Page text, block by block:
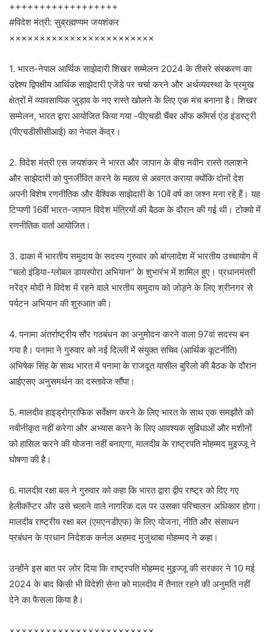
++++++++++++++++++
#विदेश मंत्री: सुब्रह्मण्यम जयशंकर
××××××××××××××××××××××××
1. भारत-नेपाल आर्थिक साझेदारी शिखर सम्मेलन 2024 के तीसरे संस्करण का
उद्देश्य द्विपक्षीय आर्थिक साझेदारी एजेंडे पर चर्चा करने और अर्थव्यवस्था के प्रमुख
क्षेत्रों में व्यावसायिक जुड़ाव के नए रास्ते खोलने के लिए एक मंच बनाना है। शिखर
सम्मेलन, भारत द्वारा आयोजित किया गया -पीएचडी चैंबर ऑफ कॉमर्स एंड इंडस्ट्री
(पीएचडीसीसीआई) का नेपाल केंद्र।
2. विदेश मंत्री एस जयशंकर ने भारत और जापान के बीच नवीन रास्ते तलाशने
और साझेदारी को पुनर्जीवित करने के महत्व से अवगत कराया क्योंकि दोनों देश
अपनी विशेष रणनीतिक और वैश्विक साझेदारी के 10वें वर्ष का जश्न मना रहे हैं। यह
टिप्पणी 16वीं भारत-जापान विदेश मंत्रियों की बैठक के दौरान की गई थी। टोक्यो में
रणनीतिक वार्ता आयोजित।
3. ढाका में भारतीय समुदाय के सदस्य गुरुवार को बांग्लादेश में भारतीय उच्चायोग में
“चलो इंडिया-ग्लोबल डायस्पोरा अभियान” के शुभारंभ में शामिल हुए। प्रधानमंत्री
नरेंद्र मोदी ने विदेश में रहने वाले भारतीय समुदाय को जोड़ने के लिए श्रीनगर से
पर्यटन अभियान की शुरुआत की।
4. पनामा अंतर्राष्ट्रीय सौर गठबंधन का अनुमोदन करने वाला 97वां सदस्य बन
गया है। पनामा ने गुरुवार को नई दिल्ली में संयुक्त सचिव (आर्थिक कूटनीति)
अभिषेक सिंह के साथ भारत में पनामा के राजदूत यासील बुरिलो की बैठक के दौरान
आईएसए अनुसमर्थन का दस्तावेज सौंपा।
5. मालदीव हाइड्रोग्राफिक सर्वेक्षण करने के लिए भारत के साथ एक समझौते को
नवीनीकृत नहीं करेगा और अभ्यास करने के लिए आवश्यक सुविधाओं और मशीनों
को हासिल करने की योजना नहीं बनाएगा, मालदीव के राष्ट्रपति मोहम्मद मुइज्जू ने
घोषणा की है।
6. मालदीव रक्षा बल ने गुरुवार को कहा कि भारत द्वारा द्वीप राष्ट्र को दिए गए
हेलीकॉप्टर और उसे चलाने वाले नागरिक दल पर उसका परिचालन अधिकार होगा।
मालदीव राष्ट्रीय रक्षा बल (एमएनडीएफ) के लिए योजना, नीति और संसाधन
प्रबंधन के प्रधान निदेशक कर्नल अहमद मुजुथाबा मोहम्मद ने कहा।
उन्होंने इस बात पर जोर दिया कि राष्ट्रपति मोहम्मद मुइज्जू की सरकार ने 10 मई
2024 के बाद किसी भी विदेशी सेना को मालदीव में तैनात रहने की अनुमति नहीं
देने का फैसला किया है।